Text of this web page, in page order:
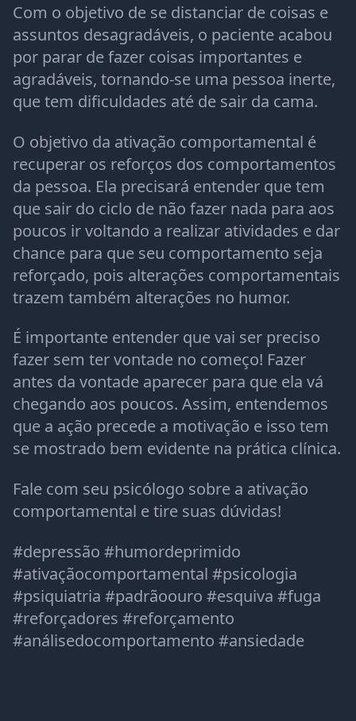
Com o objetivo de se distanciar de coisas e
assuntos desagradáveis, o paciente acabou
por parar de fazer coisas importantes e
agradáveis, tornando-se uma pessoa inerte,
que tem dificuldades até de sair da cama.
O objetivo da ativação comportamental é
recuperar os reforços dos comportamentos
da pessoa. Ela precisará entender que tem
que sair do ciclo de não fazer nada para aos
poucos ir voltando a realizar atividades e dar
chance para que seu comportamento seja
reforçado, pois alterações comportamentais
trazem também alterações no humor.
É importante entender que vai ser preciso
fazer sem ter vontade no começo! Fazer
antes da vontade aparecer para que ela vá
chegando aos poucos. Assim, entendemos
que a ação precede a motivação e isso tem
se mostrado bem evidente na prática clínica.
Fale com seu psicólogo sobre a ativação
comportamental e tire suas dúvidas!
#depressão #humordeprimido
#ativaçãocomportamental #psicologia
#psiquiatria #padrãoouro #esquiva #fuga
#reforçadores #reforçamento
#análisedocomportamento #ansiedade